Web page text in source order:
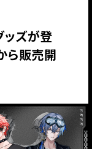
ッズが登
ら販売開